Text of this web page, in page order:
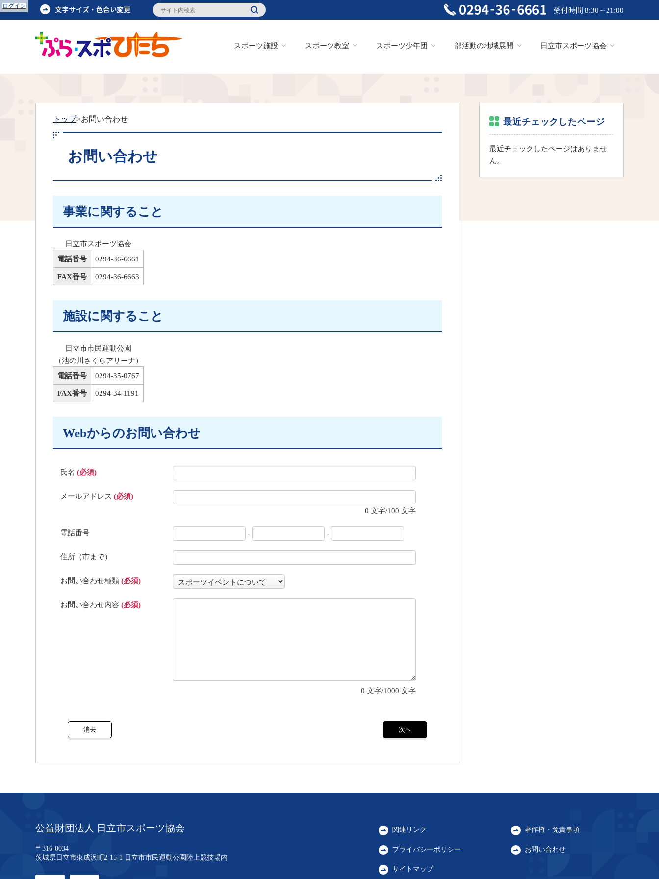
ログイン 受付時間 8:30～21:00
スポーツ施設 スポーツ教室 スポーツ少年団 部活動の地域展開 日立市スポーツ協会
トップ>お問い合わせ
お問い合わせ
事業に関すること
日立市スポーツ協会
電話番号
0294-36-6661
FAX番号 0294-36-6663
施設に関すること
日立市市民運動公園
（池の川さくらアリーナ）
電話番号
0294-35-0767
FAX番号 0294-34-1191
Webからのお問い合わせ
氏名 (必須)
メールアドレス (必須)
0 文字/100 文字
電話番号 - -
住所（市まで）
お問い合わせ種類 (必須)
お問い合わせ内容 (必須)
0 文字/1000 文字
最近チェックしたページ
最近チェックしたページはありませ
ん。
関連リンク 著作権・免責事項
プライバシーポリシー お問い合わせ
サイトマップ
公益財団法人 日立市スポーツ協会
〒316-0034
茨城県日立市東成沢町2-15-1 日立市市民運動公園陸上競技場内